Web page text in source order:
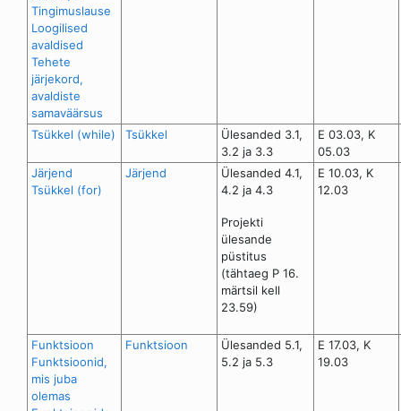
Tingimuslause
Loogilised
avaldised
Tehete
järjekord,
avaldiste
samaväärsus
Tsükkel (while) Tsükkel
Ülesanded 3.1,
3.2 ja 3.3
E 03.03, K
05.03
Järjend
Tsükkel (for)
Järjend
Ülesanded 4.1,
4.2 ja 4.3
Projekti
ülesande
püstitus
(tähtaeg P 16.
märtsil kell
23.59)
E 10.03, K
12.03
Funktsioon
Funktsioonid,
mis juba
olemas
Funktsioon
Ülesanded 5.1,
5.2 ja 5.3
E 17.03, K
19.03